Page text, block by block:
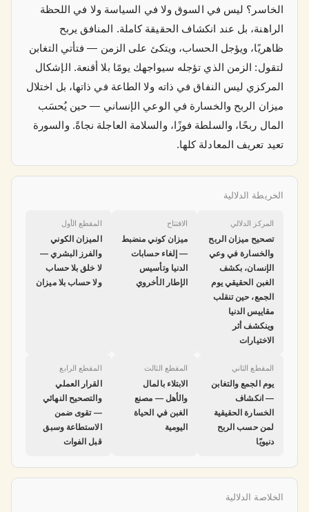
الخاسر؟ ليس في السوق ولا في السياسة ولا في اللحظة
الراهنة، بل عند انكشاف الحقيقة كاملة. المنافق يربح
ظاهريًا، ويؤجل الحساب، ويتكئ على الزمن — فتأتي التغابن
لتقول: الزمن الذي تؤجله سيواجهك يومًا بلا أقنعة. الإشكال
المركزي ليس النفاق في ذاته ولا الطاعة في ذاتها، بل اختلال
ميزان الربح والخسارة في الوعي الإنساني — حين يُحسَب
المال ربحًا، والسلطة فوزًا، والسلامة العاجلة نجاةً. والسورة
تعيد تعريف المعادلة كلها.
الخريطة الدلالية
المركز الدلالي
تصحيح ميزان الربح
والخسارة في وعي
الإنسان، بكشف
الغبن الحقيقي يوم
الجمع، حين تنقلب
مقاييس الدنيا
وينكشف أثر
الاختيارات
الافتتاح
ميزان كوني منضبط
— إلغاء حسابات
الدنيا وتأسيس
الإطار الأخروي
المقطع الأول
الميزان الكوني
والفرز البشري —
لا خلق بلا حساب
ولا حساب بلا ميزان
المقطع الثاني
يوم الجمع والتغابن
— انكشاف
الخسارة الحقيقية
لمن حسب الربح
دنيويًا
المقطع الثالث
الابتلاء بالمال
والأهل — مصنع
الغبن في الحياة
اليومية
المقطع الرابع
القرار العملي
والتصحيح النهائي
— تقوى ضمن
الاستطاعة وسبق
قبل الفوات
الخلاصة الدلالية